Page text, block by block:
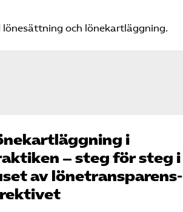
lönesättning och lönekartläggning.
i
– steg för steg i
av lönetransparens­